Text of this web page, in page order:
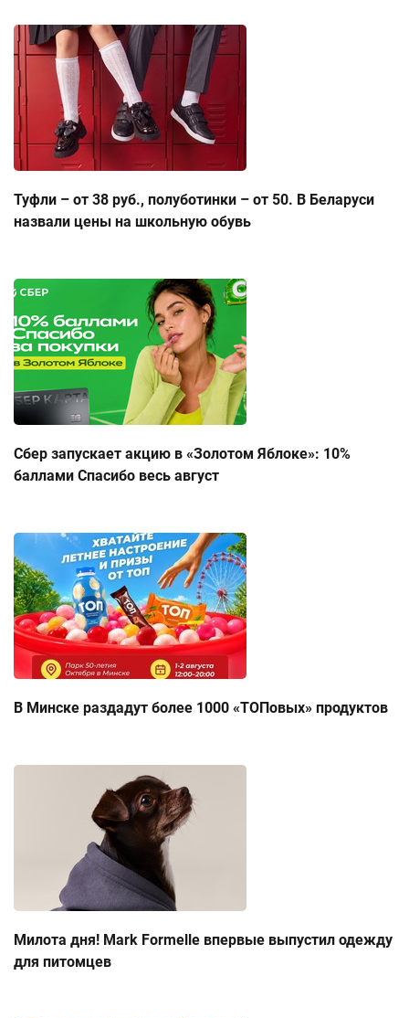
Туфли – от 38 руб., полуботинки – от 50. В Беларуси
назвали цены на школьную обувь
Сбер запускает акцию в «Золотом Яблоке»: 10%
баллами Спасибо весь август
В Минске раздадут более 1000 «ТОПовых» продуктов
Милота дня! Mark Formelle впервые выпустил одежду
для питомцев